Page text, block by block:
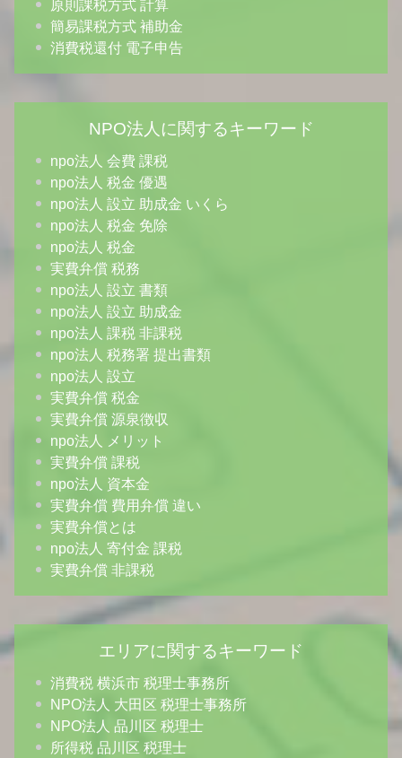
原則課税方式 計算
簡易課税方式 補助金
消費税還付 電子申告
NPO法人に関するキーワード
npo法人 会費 課税
npo法人 税金 優遇
npo法人 設立 助成金 いくら
npo法人 税金 免除
npo法人 税金
実費弁償 税務
npo法人 設立 書類
npo法人 設立 助成金
npo法人 課税 非課税
npo法人 税務署 提出書類
npo法人 設立
実費弁償 税金
実費弁償 源泉徴収
npo法人 メリット
実費弁償 課税
npo法人 資本金
実費弁償 費用弁償 違い
実費弁償とは
npo法人 寄付金 課税
実費弁償 非課税
エリアに関するキーワード
消費税 横浜市 税理士事務所
NPO法人 大田区 税理士事務所
NPO法人 品川区 税理士
所得税 品川区 税理士